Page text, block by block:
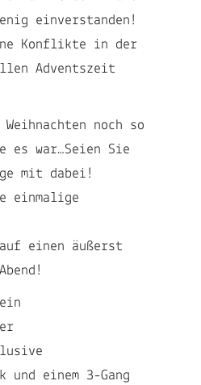
einverstanden!
Konflikte in der
Adventszeit
noch so
es war…Seien Sie
mit dabei!
einmalige
einen äußerst
und einem 3-Gang